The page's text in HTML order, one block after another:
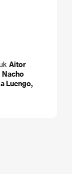
Aitor
Nacho
Luengo,